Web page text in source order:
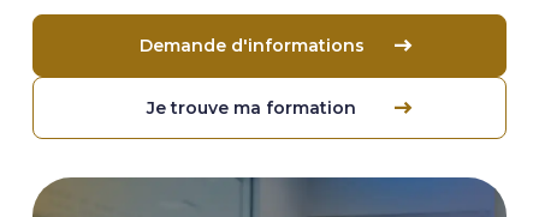
Demande d'informations
Je trouve ma formation
Image